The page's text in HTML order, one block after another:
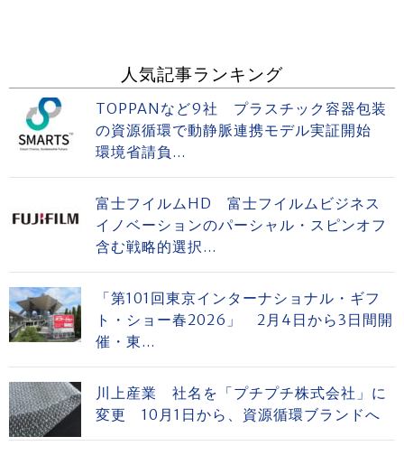
人気記事ランキング
TOPPANなど9社 プラスチック容器包装
の資源循環で動静脈連携モデル実証開始
環境省請負...
富士フイルムHD 富士フイルムビジネス
イノベーションのパーシャル・スピンオフ
含む戦略的選択...
「第101回東京インターナショナル・ギフ
ト・ショー春2026」 2月4日から3日間開
催・東...
川上産業 社名を「プチプチ株式会社」に
変更 10月1日から、資源循環ブランドへ